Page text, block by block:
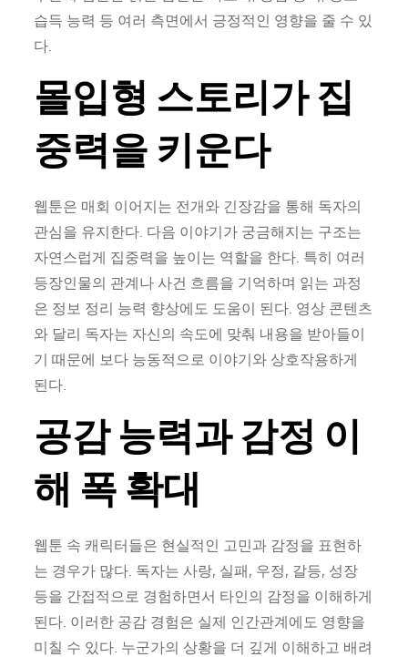
습득 능력 등 여러 측면에서 긍정적인 영향을 줄 수 있
다.
몰입형 스토리가 집
중력을 키운다
웹툰은 매회 이어지는 전개와 긴장감을 통해 독자의
관심을 유지한다. 다음 이야기가 궁금해지는 구조는
자연스럽게 집중력을 높이는 역할을 한다. 특히 여러
등장인물의 관계나 사건 흐름을 기억하며 읽는 과정
은 정보 정리 능력 향상에도 도움이 된다. 영상 콘텐츠
와 달리 독자는 자신의 속도에 맞춰 내용을 받아들이
기 때문에 보다 능동적으로 이야기와 상호작용하게
된다.
공감 능력과 감정 이
해 폭 확대
웹툰 속 캐릭터들은 현실적인 고민과 감정을 표현하
는 경우가 많다. 독자는 사랑, 실패, 우정, 갈등, 성장
등을 간접적으로 경험하면서 타인의 감정을 이해하게
된다. 이러한 공감 경험은 실제 인간관계에도 영향을
미칠 수 있다. 누군가의 상황을 더 깊게 이해하고 배려